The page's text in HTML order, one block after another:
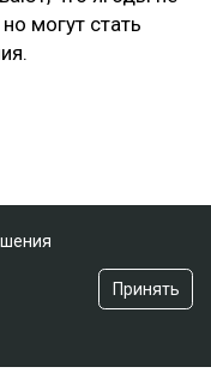
могут стать
Принять